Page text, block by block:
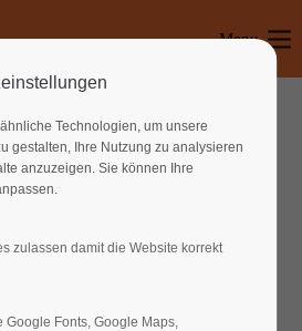
Menu
News
sit amet, consectetuer
commodo ligula eget
Aenean massa.
Technologien, um unsere
gestalten, Ihre Nutzung zu analysieren
anzuzeigen. Sie können Ihre
zulassen damit die Website korrekt
Google Fonts, Google Maps,